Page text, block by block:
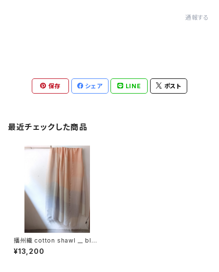
通報する
保存 シェア LINE ポスト
最近チェックした商品
播州織 cotton shawl __ bloc
k 220-120 涼風BG
¥13,200